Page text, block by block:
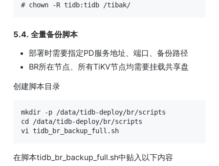
# chown -R tidb:tidb /tibak/
5.4. 全量备份脚本
部署时需要指定PD服务地址、端⼝、备份路径
BR所在节点、所有TiKV节点均需要挂载共享盘
创建脚本目录
mkdir -p /data/tidb-deploy/br/scripts
cd /data/tidb-deploy/br/scripts
vi tidb_br_backup_full.sh
在脚本tidb_br_backup_full.sh中贴入以下内容